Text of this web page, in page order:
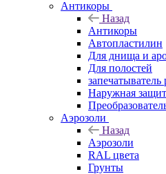
Антикоры
Назад
Антикоры
Автопластилин
Для днища и
Для полостей
Наружная
Аэрозоли
Назад
Аэрозоли
RAL цвета
Грунты